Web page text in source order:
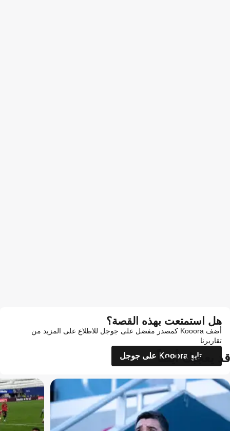
هل استمتعت بهذه القصة؟
أضف Kooora كمصدر مفضل على جوجل للاطلاع على المزيد من
تقاريرنا
تابع Kooora على جوجل
قد يعجبك أيضاً